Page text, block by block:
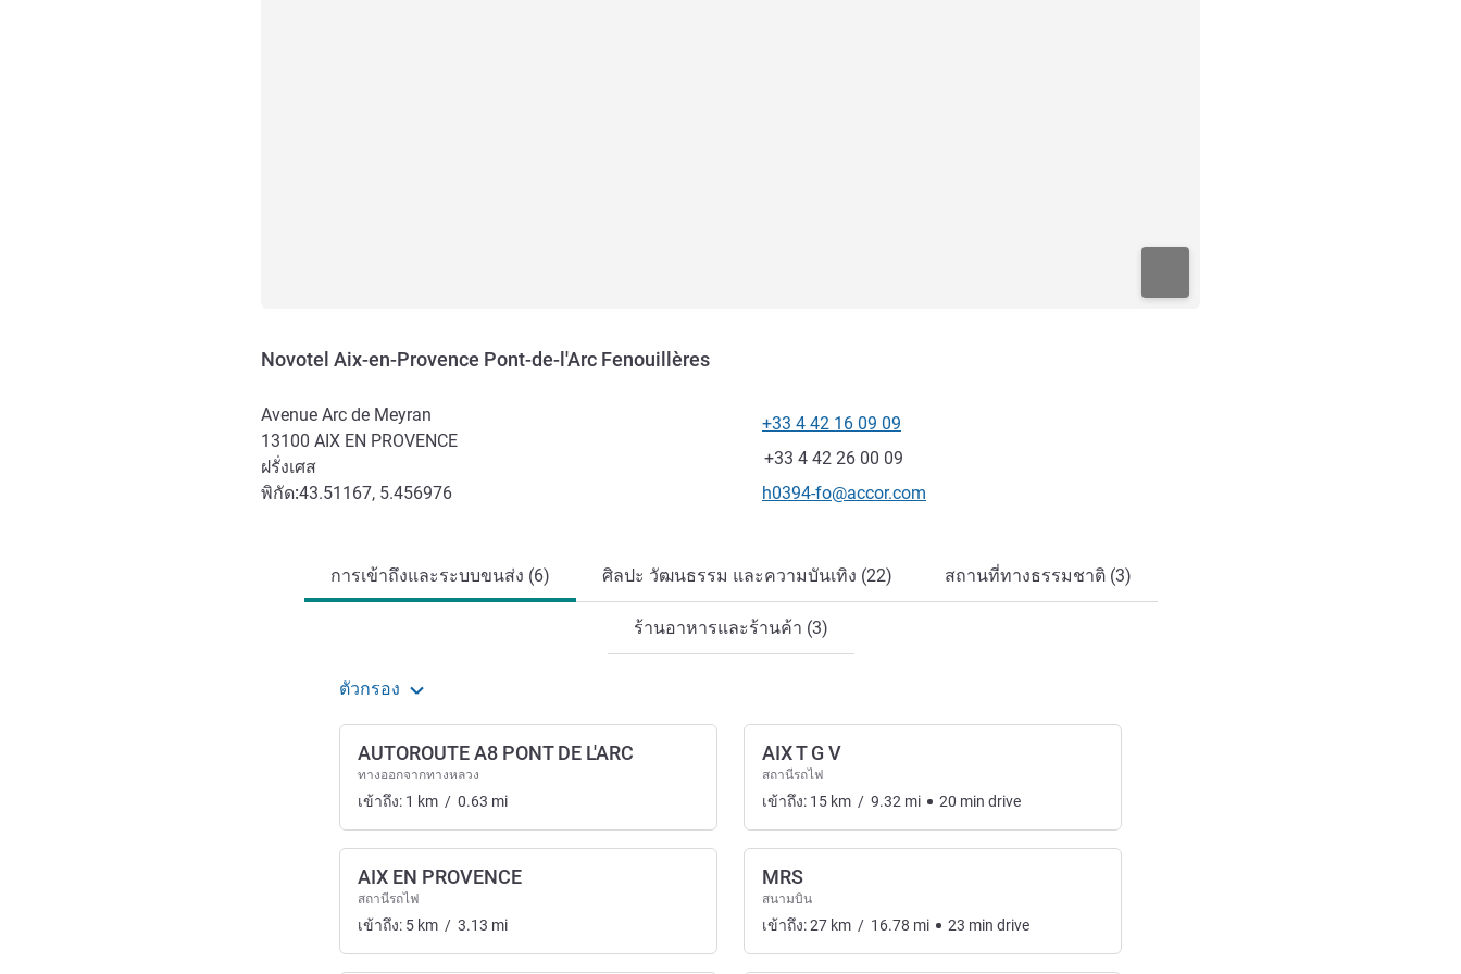
Novotel Aix-en-Provence Pont-de-l'Arc Fenouillères
Avenue Arc de Meyran
13100 AIX EN PROVENCE
ฝรั่งเศส
พิกัด:43.51167, 5.456976
โทรศัพท์
+33 4 42 16 09 09
แฟกซ์
+33 4 42 26 00 09
อีเมลติดต่อ
h0394-fo@accor.com
การเข้าถึงและระบบขนส่ง (6) ศิลปะ วัฒนธรรม และความบันเทิง (22) สถานที่ทางธรรมชาติ (3)
ร้านอาหารและร้านค้า (3)
ตัวกรอง
AUTOROUTE A8 PONT DE L'ARC
ทางออกจากทางหลวง
เข้าถึง: 1 km / 0.63 mi
AIX EN PROVENCE
สถานีรถไฟ
เข้าถึง: 5 km / 3.13 mi
AIX T G V
สถานีรถไฟ
เข้าถึง: 15 km / 9.32 mi 20 min drive
MRS
สนามบิน
เข้าถึง:27 km / 16.78 mi 23 min drive